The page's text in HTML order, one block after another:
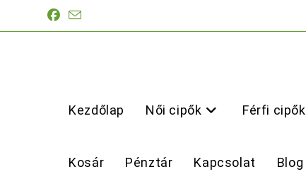
Kezdőlap Női cipők Férfi cipők
Kosár Pénztár Kapcsolat Blog